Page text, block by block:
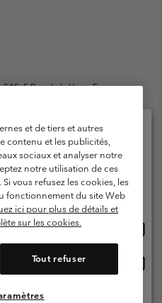
5 Rue de la Haye, Espace
par l'utilisateur
Impressum
et de tiers et autres
contenu et les publicités,
sociaux et analyser notre
notre utilisation de ces
vous refusez les cookies, les
fonctionnement du site Web
ici pour plus de détails et
sur les cookies.
Tout refuser
pays d’expédition et
langue
disponibles
ligne